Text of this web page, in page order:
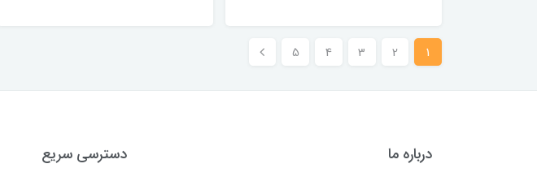
1
2
3
4
5
درباره ما دسترسی سریع